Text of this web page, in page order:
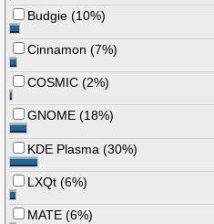
Budgie (10%)
Cinnamon (7%)
COSMIC (2%)
GNOME (18%)
KDE Plasma (30%)
LXQt (6%)
MATE (6%)